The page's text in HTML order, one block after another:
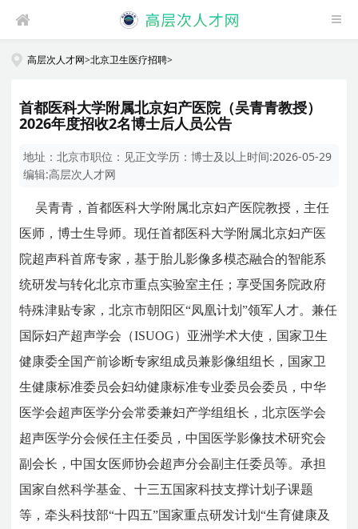
高层次人才网>北京卫生医疗招聘>
首都医科大学附属北京妇产医院（吴青青教授）
2026年度招收2名博士后人员公告
地址：北京市职位： 见正文学历：博士及以上时间:2026-05-29
编辑:高层次人才网
吴青青，首都医科大学附属北京妇产医院教授，主任
医师，博士生导师。现任首都医科大学附属北京妇产医
院超声科首席专家，基于胎儿影像多模态融合的智能系
统研发与转化北京市重点实验室主任；享受国务院政府
特殊津贴专家，北京市朝阳区“凤凰计划”领军人才。兼任
国际妇产超声学会（ISUOG）亚洲学术大使，国家卫生
健康委全国产前诊断专家组成员兼影像组组长，国家卫
生健康标准委员会妇幼健康标准专业委员会委员，中华
医学会超声医学分会常委兼妇产学组组长，北京医学会
超声医学分会候任主任委员，中国医学影像技术研究会
副会长，中国女医师协会超声分会副主任委员等。承担
国家自然科学基金、十三五国家科技支撑计划子课题
等，牵头科技部“十四五”国家重点研发计划“生育健康及